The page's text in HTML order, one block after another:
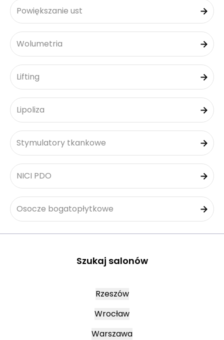
Powiększanie ust
Wolumetria
Lifting
Lipoliza
Stymulatory tkankowe
NICI PDO
Osocze bogatopłytkowe
Szukaj salonów
Rzeszów
Wrocław
Warszawa